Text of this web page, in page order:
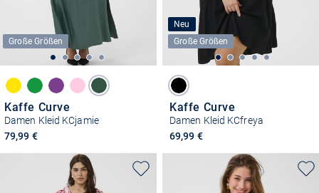
Große Größen
Kaffe Curve
Damen Kleid KCjamie
79,99 €
Neu
Große Größen
Kaffe Curve
Damen Kleid KCfreya
69,99 €